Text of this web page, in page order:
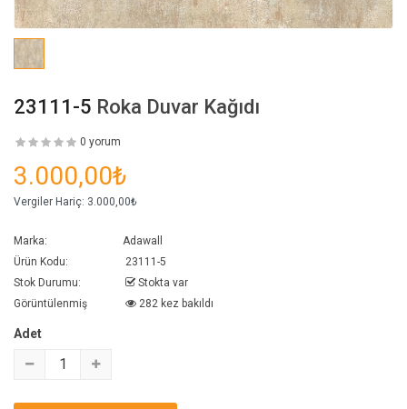
23111-5 Roka Duvar Kağıdı
0 yorum
3.000,00₺
Vergiler Hariç: 3.000,00₺
Marka:
Adawall
Ürün Kodu:
23111-5
Stok Durumu:
Stokta var
Görüntülenmiş
282 kez bakıldı
Adet